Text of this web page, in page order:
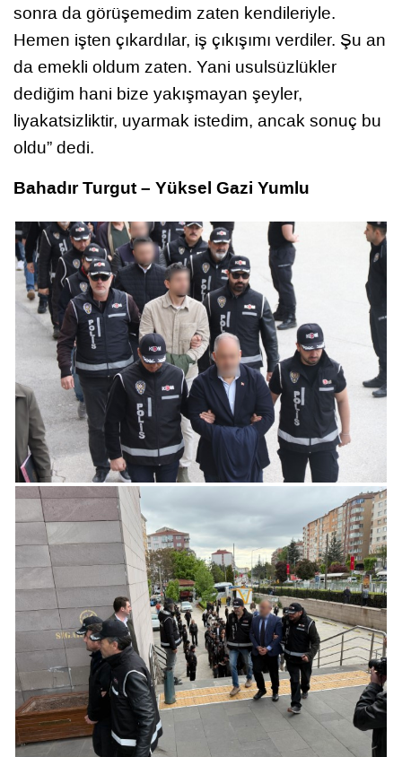
sonra da görüşemedim zaten kendileriyle.
Hemen işten çıkardılar, iş çıkışımı verdiler. Şu an
da emekli oldum zaten. Yani usulsüzlükler
dediğim hani bize yakışmayan şeyler,
liyakatsizliktir, uyarmak istedim, ancak sonuç bu
oldu” dedi.
Bahadır Turgut – Yüksel Gazi Yumlu